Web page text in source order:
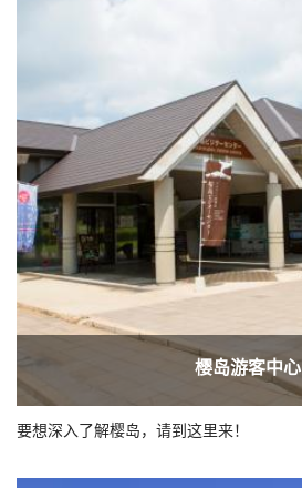
樱岛游客中心
要想深入了解樱岛，请到这里来！